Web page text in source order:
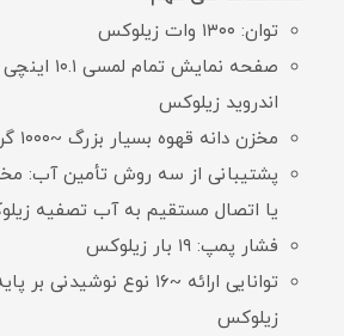
توان: ۱۳۰۰ وات زیلوکس
صفحه نمایش
اندروید زیلوکس
مخزن دانه قهوه بسیار بزرگ ~۱۰۰۰ گرم زیلوکس
پشتیبانی از سه روش تأمین آب:
یا اتصال مستقیم به آب تصفیه
فشار پمپ: ۱۹ بار زیلوکس
توانایی ارائه ~۱۶ نوع
زیلوکس